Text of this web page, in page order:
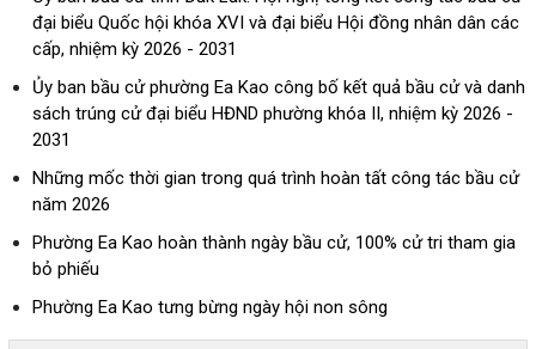
đại biểu Quốc hội khóa XVI và đại biểu Hội đồng nhân dân các
cấp, nhiệm kỳ 2026 - 2031
Ủy ban bầu cử phường Ea Kao công bố kết quả bầu cử và danh
sách trúng cử đại biểu HĐND phường khóa II, nhiệm kỳ 2026 -
2031
Những mốc thời gian trong quá trình hoàn tất công tác bầu cử
năm 2026
Phường Ea Kao hoàn thành ngày bầu cử, 100% cử tri tham gia
bỏ phiếu
Phường Ea Kao tưng bừng ngày hội non sông